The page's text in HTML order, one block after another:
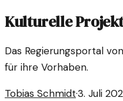
Kulturelle
Das Regierungsportal
für ihre Vorhaben.
Tobias Schmidt·3. Juli